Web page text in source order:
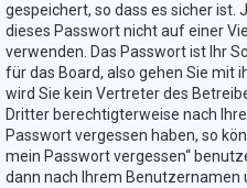
gespeichert, so dass es sicher ist.
dieses Passwort nicht auf einer
verwenden. Das Passwort ist Ihr
für das Board, also gehen Sie mit
wird Sie kein Vertreter des
Dritter berechtigterweise nach
Passwort vergessen haben, so
mein Passwort vergessen“
dann nach Ihrem Benutzernamen